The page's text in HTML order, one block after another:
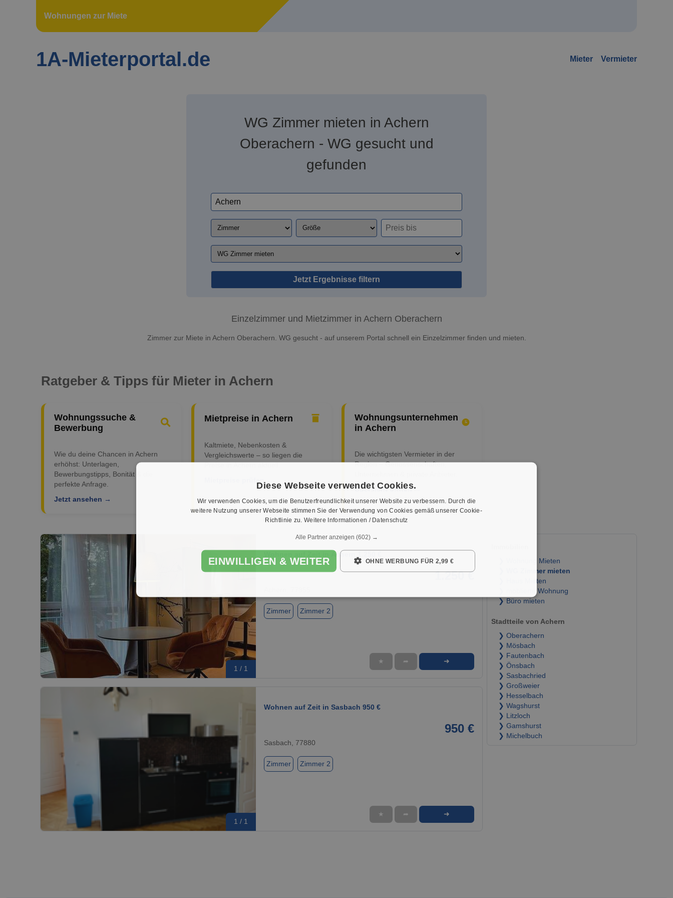
Wohnungen zur Miete
1A-Mieterportal.de Mieter Vermieter
WG Zimmer mieten in Achern
Oberachern - WG gesucht und
gefunden
Jetzt Ergebnisse filtern
Einzelzimmer und Mietzimmer in Achern Oberachern
Zimmer zur Miete in Achern Oberachern. WG gesucht - auf unserem Portal schnell ein Einzelzimmer finden und mieten.
Ratgeber & Tipps für Mieter in Achern
Wohnungssuche &
Bewerbung
Wie du deine Chancen in Achern
erhöhst: Unterlagen,
Bewerbungstipps, Bonität & die
perfekte Anfrage.
Jetzt ansehen →
Mietpreise in Achern
Kaltmiete, Nebenkosten &
Vergleichswerte – so liegen die
Wohnungsunternehmen
in Achern
Die wichtigsten Vermieter in der
Region – Genossenschaften,
Übersicht öffnen →
1 / 1
Wohnen auf Zeit in Achern 1.250 €
1.250 €
Zimmer Zimmer 2
★ ➦ ➜
1 / 1
Wohnen auf Zeit in Sasbach 950 €
950 €
Sasbach, 77880
Zimmer Zimmer 2
★ ➦ ➜
❯ Wohnung Mieten
❯ WG Zimmer mieten
❯ Haus Mieten
❯ möblierte Wohnung
❯ Büro mieten
Stadtteile von Achern
❯ Oberachern
❯ Mösbach
❯ Fautenbach
❯ Önsbach
❯ Sasbachried
❯ Großweier
❯ Hesselbach
❯ Wagshurst
❯ Litzloch
❯ Gamshurst
❯ Michelbuch
Diese Webseite verwendet Cookies.
Wir verwenden Cookies, um die Benutzerfreundlichkeit unserer Website zu verbessern. Durch die
weitere Nutzung unserer Webseite stimmen Sie der Verwendung von Cookies gemäß unserer Cookie-
Richtlinie zu. Weitere Informationen / Datenschutz
Alle Partner anzeigen (602) →
EINWILLIGEN & WEITER OHNE WERBUNG FÜR 2,99 €